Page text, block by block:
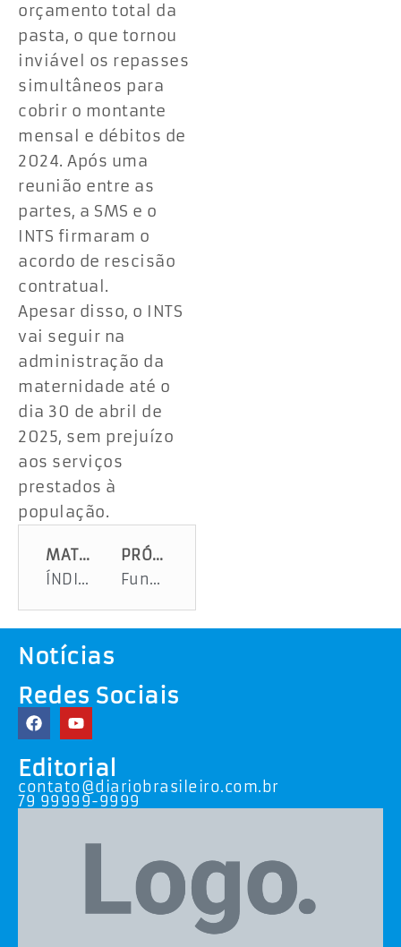
orçamento total da
pasta, o que tornou
inviável os repasses
simultâneos para
cobrir o montante
mensal e débitos de
2024. Após uma
reunião entre as
partes, a SMS e o
INTS firmaram o
acordo de rescisão
contratual.
Apesar disso, o INTS
vai seguir na
administração da
maternidade até o
dia 30 de abril de
2025, sem prejuízo
aos serviços
prestados à
população.
MATÉRIA ANTERIOR
ÍNDIGENAS PROTESTAM EM PORTO DA FOLHA (SE)
PRÓXIMA MATÉRIA
Fundat oferta vagas de emprego em Aracaju
Notícias
Redes Sociais
Editorial
contato@diariobrasileiro.com.br
79 99999-9999